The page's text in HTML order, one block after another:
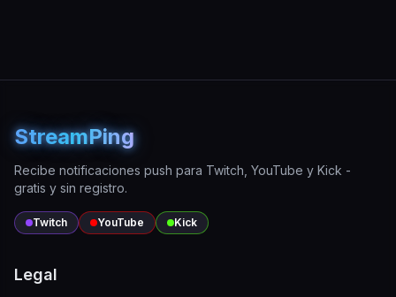
StreamPing
Recibe notificaciones push para Twitch, YouTube y Kick -
gratis y sin registro.
Twitch YouTube Kick
Legal